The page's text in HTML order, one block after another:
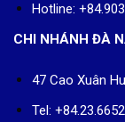
Hotline:
CHI NHÁNH ĐÀ
47 Cao Xuân
Tel: